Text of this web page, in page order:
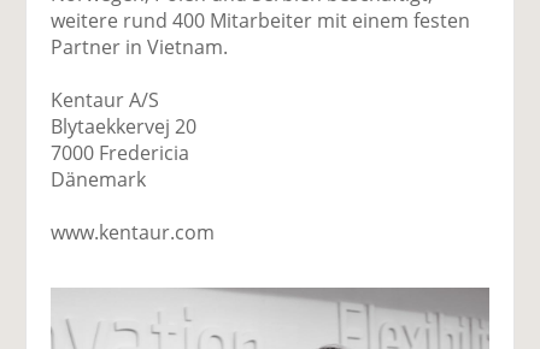
weitere rund 400 Mitarbeiter mit einem festen
Partner in Vietnam.
Kentaur A/S
Blytaekkervej 20
7000 Fredericia
Dänemark
www.kentaur.com